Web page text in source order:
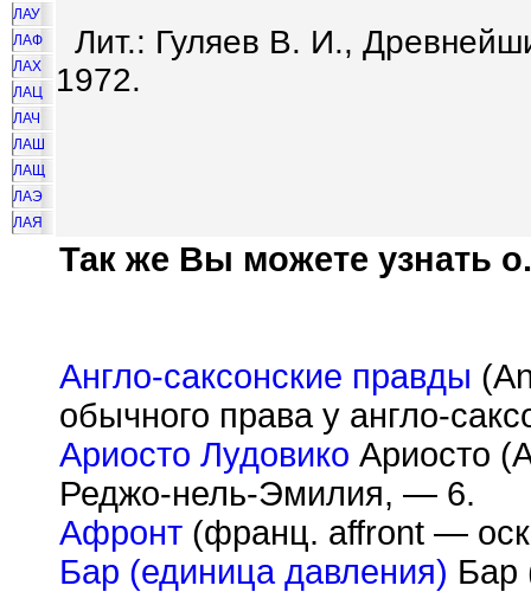
ЛАУ
ЛАФ
ЛАХ
ЛАЦ
ЛАЧ
ЛАШ
ЛАЩ
ЛАЭ
ЛАЯ
Лит.: Гуляев В. И.,
1972.
Так же Вы можете узнать
Англо-саксонские правды
обычного права у англо-
Ариосто Лудовико Ариосто
Реджо-нель-Эмилия, — 6.
Афронт (франц. affront —
Бар (единица давления) Бар